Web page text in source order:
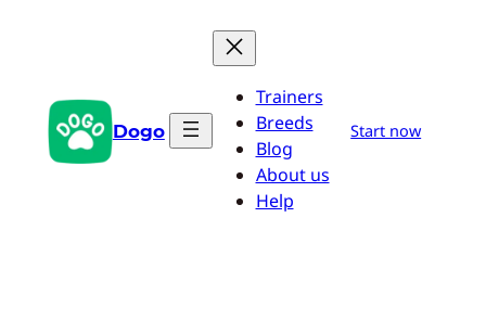
Dogo
Trainers
Breeds
Blog
About us
Help
Start now